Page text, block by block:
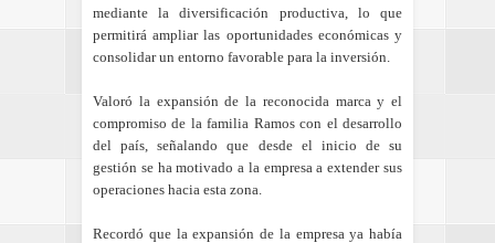
mediante la diversificación productiva, lo que
permitirá ampliar las oportunidades económicas y
consolidar un entorno favorable para la inversión.
Valoró la expansión de la reconocida marca y el
compromiso de la familia Ramos con el desarrollo
del país, señalando que desde el inicio de su
gestión se ha motivado a la empresa a extender sus
operaciones hacia esta zona.
Recordó que la expansión de la empresa ya había